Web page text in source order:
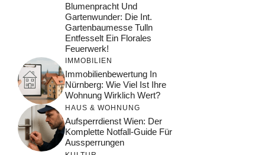
Blumenpracht Und
Gartenwunder: Die Int.
Gartenbaumesse Tulln
Entfesselt Ein Florales
Feuerwerk!
IMMOBILIEN
Immobilienbewertung In
Nürnberg: Wie Viel Ist Ihre
Wohnung Wirklich Wert?
HAUS & WOHNUNG
Aufsperrdienst Wien: Der
Komplette Notfall-Guide Für
Aussperrungen